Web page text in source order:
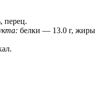
перец.
белки — 13.0 г, жиры